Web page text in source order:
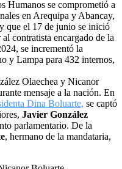
Humanos se comprometió a
en Arequipa y Abancay,
que el 17 de junio se inició
contratista encargado de la
se incrementó la
y Lampa para 432 internos,
Olaechea y Nicanor
mensaje a la nación. En
Dina Boluarte, se captó
Javier González
parlamentario. De la
, hermano de la mandataria,